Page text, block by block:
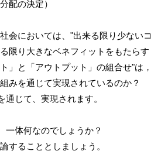
配の決定）
会においては、"出来る限り少ないコ
限り大きなベネフィットをもたらす
ト」と「アウトプット」の組合せ"は，
みを通じて実現されているのか？
通じて、実現されます。
一体何なのでしょうか？
することとしましょう。